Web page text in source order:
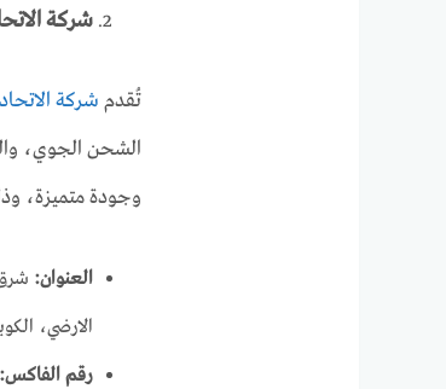
شركة
تُقدمشركة
الشحن الجوي،
وجودة متميزة، وذلك لأنها
العنوان:
الارضي،
رقم الفاكس: